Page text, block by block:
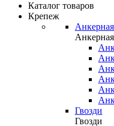
Каталог товаров
Крепеж
Гвозди
Гвозди